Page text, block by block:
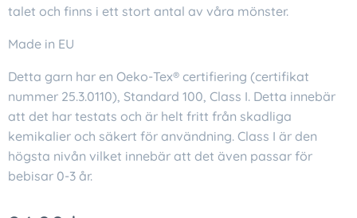
talet och finns i ett stort antal av våra mönster.
Made in EU
Detta garn har en Oeko-Tex® certifiering (certifikat
nummer 25.3.0110), Standard 100, Class I. Detta innebär
att det har testats och är helt fritt från skadliga
kemikalier och säkert för användning. Class I är den
högsta nivån vilket innebär att det även passar för
bebisar 0-3 år.